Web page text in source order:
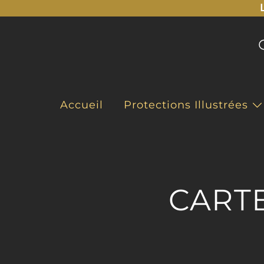
Accueil Protections Illustrées